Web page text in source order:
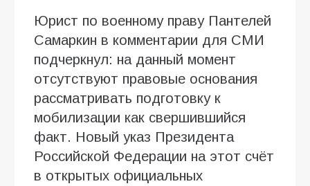
Юрист по военному праву Пантелей
Самаркин в комментарии для СМИ
подчеркнул: на данный момент
отсутствуют правовые основания
рассматривать подготовку к
мобилизации как свершившийся
факт. Новый указ Президента
Российской Федерации на этот счёт
в открытых официальных